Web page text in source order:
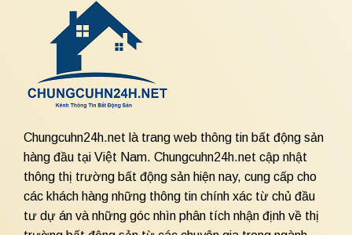
Chungcuhn24h.net là trang web thông tin bất động sản
hàng đầu tại Việt Nam. Chungcuhn24h.net cập nhật
thông thị trường bất động sản hiện nay, cung cấp cho
các khách hàng những thông tin chính xác từ chủ đầu
tư dự án và những góc nhìn phân tích nhận định về thị